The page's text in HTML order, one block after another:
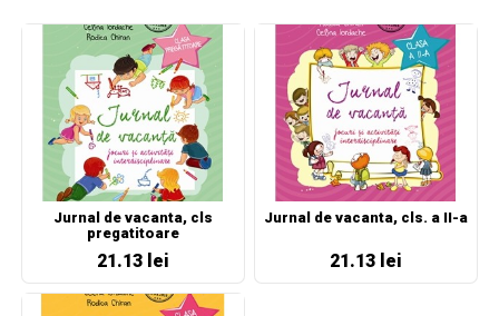
Jurnal de vacanta, cls
pregatitoare
21.13 lei
Jurnal de vacanta, cls. a II-a
21.13 lei